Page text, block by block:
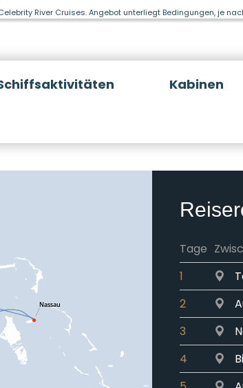
River Cruises. Angebot unterliegt Bedingungen, je
Kabinen
Tage
1
2
3
4